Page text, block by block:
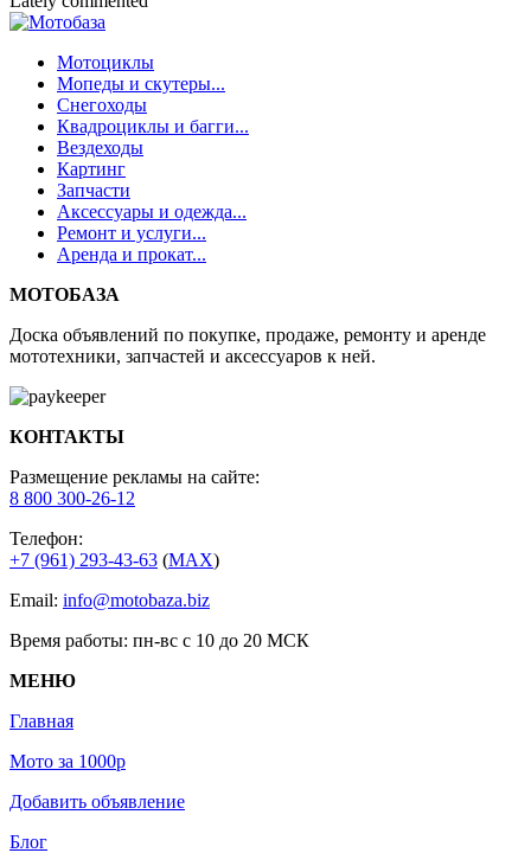
Мотоциклы
Мопеды и скутеры...
Снегоходы
Квадроциклы и багги...
Вездеходы
Кaртинг
Запчасти
Аксессуары и одежда...
Ремонт и услуги...
Аренда и прокат...
МОТОБАЗА
Доска объявлений по покупке, продаже, ремонту и аренде
мототехники, запчастей и аксессуаров к ней.
КОНТАКТЫ
Размещение рекламы на сайте:
8 800 300-26-12
Телефон:
+7 (961) 293-43-63 (МАХ)
Email: info@motobaza.biz
Время работы: пн-вс с 10 до 20 МСК
МЕНЮ
Главная
Мото за 1000р
Добавить объявление
Блог